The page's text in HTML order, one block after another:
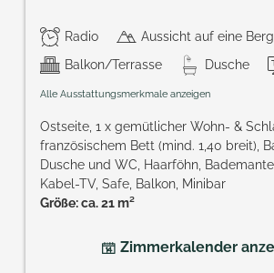
Radio
Aussicht auf eine
Balkon/Terrasse
Dusche
Alle Ausstattungsmerkmale anzeigen
Ostseite, 1 x gemütlicher Wohn- &
französischem Bett (mind. 1,40 breit),
Dusche und WC, Haarföhn,
Kabel-TV, Safe, Balkon, Minibar
Größe: ca. 21 m²
Zimmerkalender